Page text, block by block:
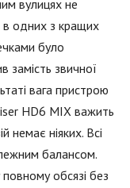
вулицях не
в одних з кращих
було
замість звичної
вага пристрою
HD6 MIX важить
немає ніяких. Всі
балансом.
обсязі без